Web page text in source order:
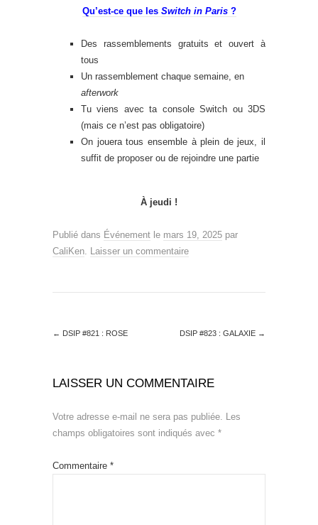
Qu’est-ce que les Switch in Paris?
Des rassemblements gratuits et ouvert à
tous
Un rassemblement chaque semaine, en
afterwork
Tu viens avec ta console Switch ou 3DS
(mais ce n’est pas obligatoire)
On jouera tous ensemble à plein de jeux, il
suffit de proposer ou de rejoindre une partie
À jeudi !
Publié dans Événement le mars 19, 2025 par
CaliKen Laisser un commentaire
← DSIP #821 : ROSE DSIP #823 : GALAXIE →
LAISSER UN COMMENTAIRE
Votre adresse e-mail ne sera pas publiée. Les
champs obligatoires sont indiqués avec *
Commentaire *